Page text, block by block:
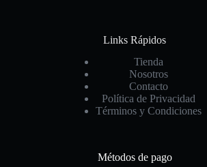
Links Rápidos
Tienda
Nosotros
Contacto
Política de Privacidad
Términos y Condiciones
Métodos de pago